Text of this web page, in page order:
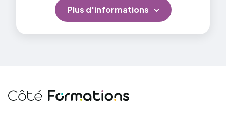
Plus d'informations